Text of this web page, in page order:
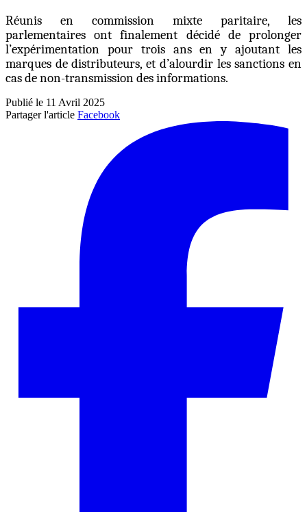
Réunis en commission mixte paritaire, les
parlementaires ont finalement décidé de prolonger
l’expérimentation pour trois ans en y ajoutant les
marques de distributeurs, et d’alourdir les sanctions en
cas de non-transmission des informations.
Publié le 11 Avril 2025
Partager l'article Facebook